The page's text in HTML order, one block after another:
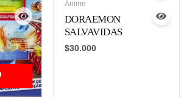
$198.000.
Anime
DORAEMON
SALVAVIDAS
$30.000